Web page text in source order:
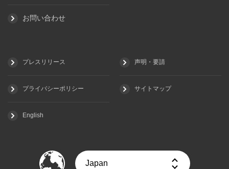
お問い合わせ
プレスリリース 声明・要請
プライバシーポリシー サイトマップ
English